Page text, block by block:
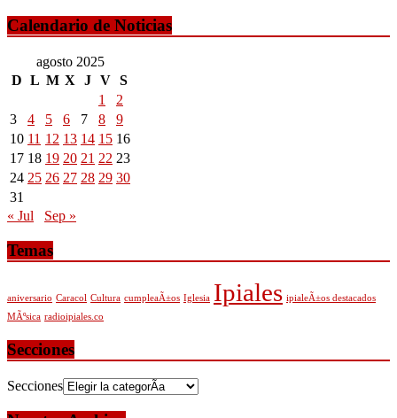
Calendario de Noticias
agosto 2025
D L M X J V S
1
2
3
4 5 6 7 8
9
10 11 12 13 14 15 16
17 18 19 20 21 22 23
24 25 26 27 28 29 30
31
« Jul
Sep »
Temas
aniversario Caracol Cultura cumpleaÃ±os Iglesia Ipiales ipialeÃ±os destacados
MÃºsica radioipiales.co
Secciones
Secciones